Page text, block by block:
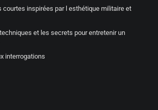
courtes inspirées par l esthétique militaire et
et les secrets pour entretenir un
interrogations